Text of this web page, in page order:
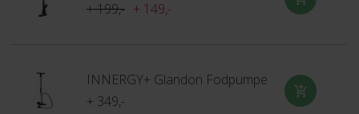
er du sikret den bedste mulighed for at opnå din bedste tid
og måske endda slå din personlige rekord.
+ 199,- + 149,-
INNERGY+ Glandon Fodpumpe
+ 349,-